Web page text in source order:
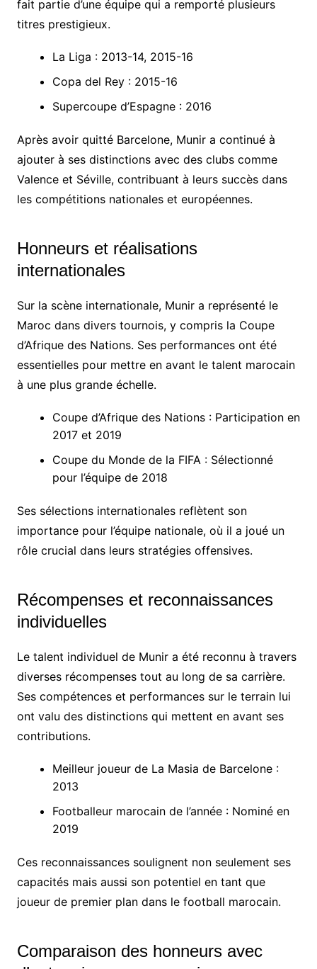
fait partie d’une équipe qui a remporté plusieurs
titres prestigieux.
La Liga : 2013-14, 2015-16
Copa del Rey : 2015-16
Supercoupe d’Espagne : 2016
Après avoir quitté Barcelone, Munir a continué à
ajouter à ses distinctions avec des clubs comme
Valence et Séville, contribuant à leurs succès dans
les compétitions nationales et européennes.
Honneurs et réalisations
internationales
Sur la scène internationale, Munir a représenté le
Maroc dans divers tournois, y compris la Coupe
d’Afrique des Nations. Ses performances ont été
essentielles pour mettre en avant le talent marocain
à une plus grande échelle.
Coupe d’Afrique des Nations : Participation en
2017 et 2019
Coupe du Monde de la FIFA : Sélectionné
pour l’équipe de 2018
Ses sélections internationales reflètent son
importance pour l’équipe nationale, où il a joué un
rôle crucial dans leurs stratégies offensives.
Récompenses et reconnaissances
individuelles
Le talent individuel de Munir a été reconnu à travers
diverses récompenses tout au long de sa carrière.
Ses compétences et performances sur le terrain lui
ont valu des distinctions qui mettent en avant ses
contributions.
Meilleur joueur de La Masia de Barcelone :
2013
Footballeur marocain de l’année : Nominé en
2019
Ces reconnaissances soulignent non seulement ses
capacités mais aussi son potentiel en tant que
joueur de premier plan dans le football marocain.
Comparaison des honneurs avec